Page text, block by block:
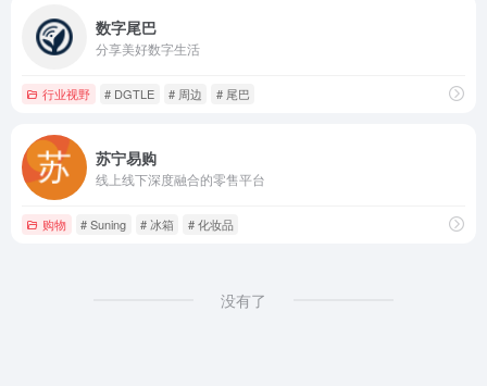
数字尾巴
分享美好数字生活
行业视野 # DGTLE # 周边 # 尾巴
苏宁易购
线上线下深度融合的零售平台
购物 # Suning # 冰箱 # 化妆品
没有了